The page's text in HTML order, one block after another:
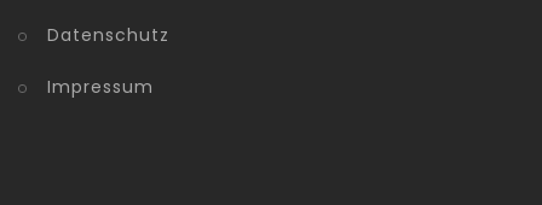
Datenschutz
Impressum